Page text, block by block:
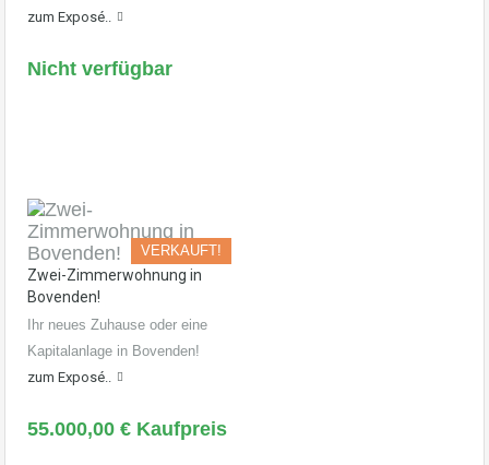
zum Exposé..
Nicht verfügbar
VERKAUFT!
Zwei-Zimmerwohnung in
Bovenden!
Ihr neues Zuhause oder eine
Kapitalanlage in Bovenden!
zum Exposé..
55.000,00 € Kaufpreis